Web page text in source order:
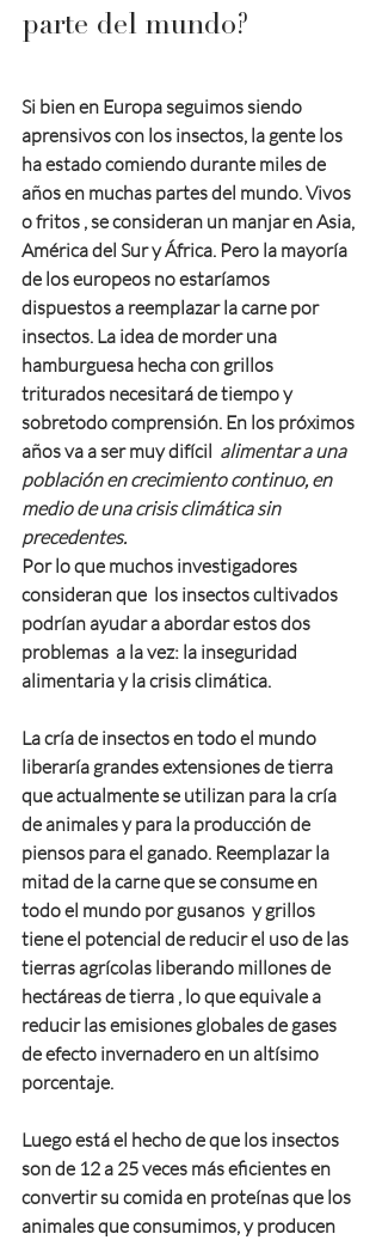
parte del mundo?
Si bien en Europa seguimos siendo
aprensivos con los insectos, la gente los
ha estado comiendo durante miles de
años en muchas partes del mundo. Vivos
o fritos , se consideran un manjar en Asia,
América del Sur y África. Pero la mayoría
de los europeos no estaríamos
dispuestos a reemplazar la carne por
insectos. La idea de morder una
hamburguesa hecha con grillos
triturados necesitará de tiempo y
sobretodo comprensión. En los próximos
años va a ser muy difícil alimentar a una
población en crecimiento continuo, en
medio de una crisis climática sin
precedentes.
Por lo que muchos investigadores
consideran que  los insectos cultivados
podrían ayudar a abordar estos dos
problemas  a la vez: la inseguridad
alimentaria y la crisis climática.
La cría de insectos en todo el mundo
liberaría grandes extensiones de tierra
que actualmente se utilizan para la cría
de animales y para la producción de
piensos para el ganado. Reemplazar la
mitad de la carne que se consume en
todo el mundo por gusanos  y grillos
tiene el potencial de reducir el uso de las
tierras agrícolas liberando millones de
hectáreas de tierra , lo que equivale a
reducir las emisiones globales de gases
de efecto invernadero en un altísimo
porcentaje.
Luego está el hecho de que los insectos
son de 12 a 25 veces más eficientes en
convertir su comida en proteínas que los
animales que consumimos, y producen